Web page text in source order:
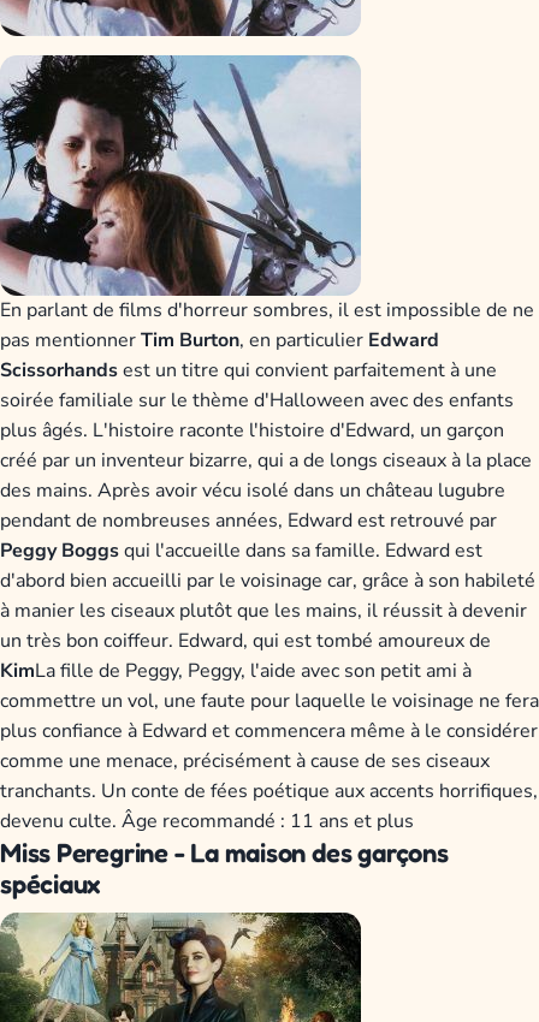
En parlant de films d'horreur sombres, il est impossible de ne
pas mentionnerTim Burton, en particulier Edward
Scissorhandsest un titre qui convient parfaitement à une
soirée familiale sur le thème d'Halloween avec des enfants
plus âgés. L'histoire raconte l'histoire d'Edward, un garçon
créé par un inventeur bizarre, qui a de longs ciseaux à la place
des mains. Après avoir vécu isolé dans un château lugubre
pendant de nombreuses années, Edward est retrouvé par
Peggy Boggsqui l'accueille dans sa famille. Edward est
d'abord bien accueilli par le voisinage car, grâce à son habileté
à manier les ciseaux plutôt que les mains, il réussit à devenir
un très bon coiffeur. Edward, qui est tombé amoureux de
KimLa fille de Peggy, Peggy, l'aide avec son petit ami à
commettre un vol, une faute pour laquelle le voisinage ne fera
plus confiance à Edward et commencera même à le considérer
comme une menace, précisément à cause de ses ciseaux
tranchants. Un conte de fées poétique aux accents horrifiques,
devenu culte. Âge recommandé : 11 ans et plus
Miss Peregrine - La maison des garçons
spéciaux